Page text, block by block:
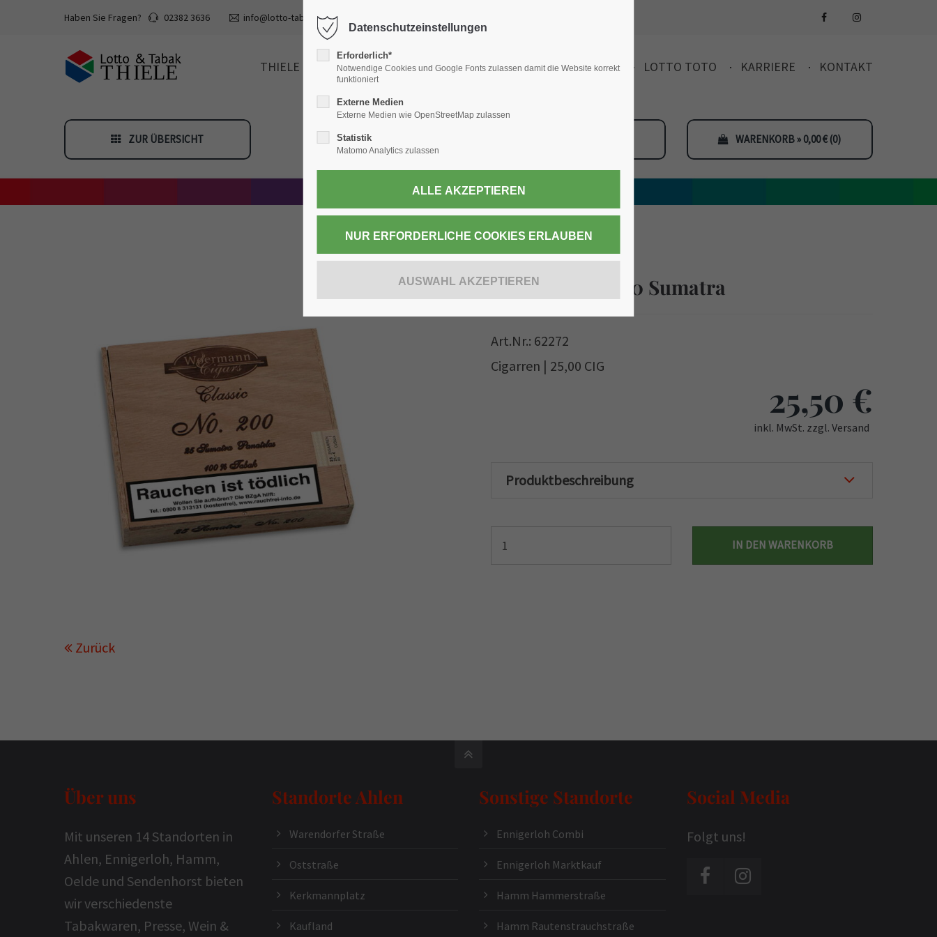
Haben Sie Fragen? 02382 3636 info@lotto-tabak-thiele.de
THIELE TABAK PRESSE WEIN & SPIRITUOSEN POST LOTTO TOTO KARRIERE KONTAKT
ZUR ÜBERSICHT WARENKORB » 0,00€(0)
CLASSIC No 200 Sumatra
Art.Nr.: 62272
Cigarren | 25,00 CIG
25,50 €
inkl. MwSt. zzgl. Versand
Produktbeschreibung
Zurück
Über uns
Mit unseren 14 Standorten in
Ahlen, Ennigerloh, Hamm,
Oelde und Sendenhorst bieten
wir verschiedenste
Tabakwaren, Presse, Wein &
Standorte Ahlen
Warendorfer Straße
Oststraße
Kerkmannplatz
Kaufland
Sonstige Standorte
Ennigerloh Combi
Ennigerloh Marktkauf
Hamm Hammerstraße
Hamm Rautenstrauchstraße
Social Media
Folgt uns!
Datenschutzeinstellungen
Erforderlich*
Notwendige Cookies und Google Fonts zulassen damit die Website korrekt
funktioniert
Externe Medien
Externe Medien wie OpenStreetMap zulassen
Statistik
Matomo Analytics zulassen